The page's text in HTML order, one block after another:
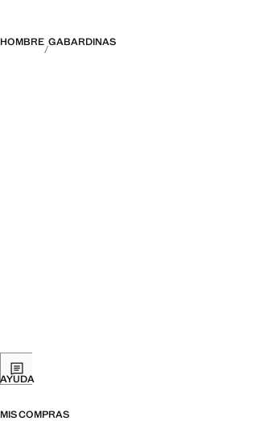
HOMBRE GABARDINAS
AYUDA
MIS COMPRAS